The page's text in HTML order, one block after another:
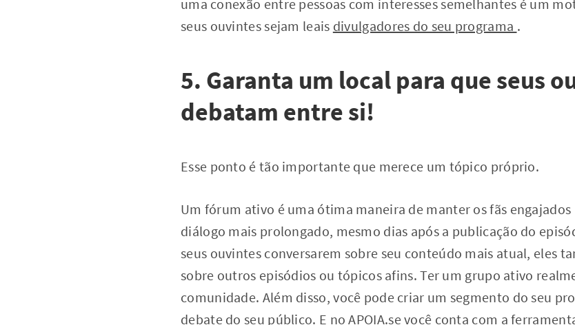
uma conexão entre pessoas com interesses semelhantes é um
seus ouvintes sejam leais divulgadores do seu programa .
5. Garanta um local para que seus
debatam entre si!
Esse ponto é tão importante que merece um tópico próprio.
Um fórum ativo é uma ótima maneira de manter os fãs
diálogo mais prolongado, mesmo dias após a publicação do
seus ouvintes conversarem sobre seu conteúdo mais atual, eles
sobre outros episódios ou tópicos afins. Ter um grupo ativo
comunidade. Além disso, você pode criar um segmento do seu
debate do seu público. E no APOIA.se você conta com a